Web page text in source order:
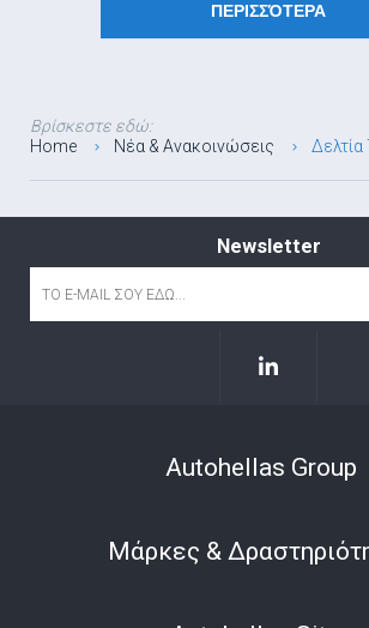
ΠΕΡΙΣΣΌΤΕΡΑ
Βρίσκεστε εδώ:
Home
Νέα & Ανακοινώσεις
Newsletter
Autohellas Group
Μάρκες &